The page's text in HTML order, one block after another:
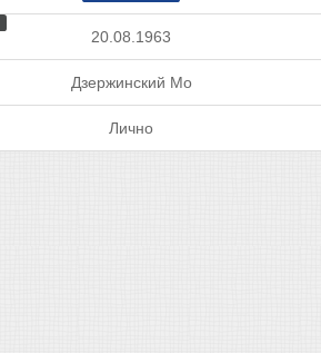
20.08.1963
Дзержинский Мо
Лично